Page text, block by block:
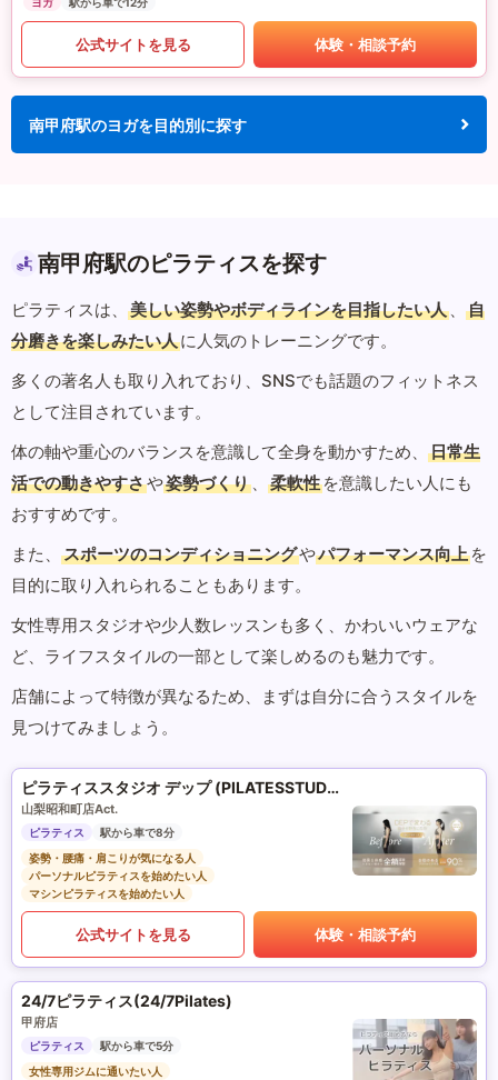
ヨガ 駅から車で12分
公式サイトを見る 体験・相談予約
南甲府駅のヨガを目的別に探す
南甲府駅のピラティスを探す
ピラティスは、 美しい姿勢やボディラインを目指したい人 、
自
分磨きを楽しみたい人に人気のトレーニングです。
多くの著名人も取り入れており、SNSでも話題のフィットネス
として注目されています。
体の軸や重心のバランスを意識して全身を動かすため、
日常生
活での動きやすさや姿勢づくり 、 柔軟性 を意識したい人にも
おすすめです。
また、
スポーツのコンディショニングやパフォーマンス向上 を
目的に取り入れられることもあります。
女性専用スタジオや少人数レッスンも多く、かわいいウェアな
ど、ライフスタイルの一部として楽しめるのも魅力です。
店舗によって特徴が異なるため、まずは自分に合うスタイルを
見つけてみましょう。
ピラティススタジオ デップ (PILATESSTUDIO DEP)
山梨昭和町店Act.
ピラティス
駅から車で8分
姿勢・腰痛・肩こりが気になる人
パーソナルピラティスを始めたい人
マシンピラティスを始めたい人
公式サイトを見る 体験・相談予約
24/7ピラティス(24/7Pilates)
甲府店
ピラティス
駅から車で5分
女性専用ジムに通いたい人